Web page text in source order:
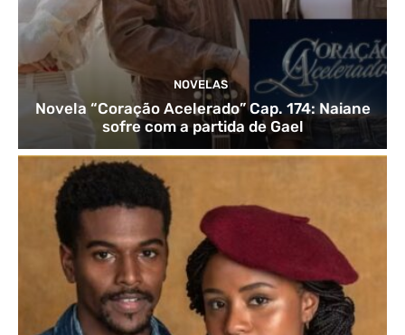
NOVELAS
Novela “Coração Acelerado” Cap. 174: Naiane
sofre com a partida de Gael